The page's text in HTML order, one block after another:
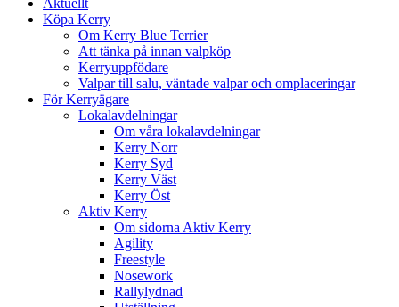
Aktuellt
Köpa Kerry
Om Kerry Blue Terrier
Att tänka på innan valpköp
Kerryuppfödare
Valpar till salu, väntade valpar och omplaceringar
För Kerryägare
Lokalavdelningar
Om våra lokalavdelningar
Kerry Norr
Kerry Syd
Kerry Väst
Kerry Öst
Aktiv Kerry
Om sidorna Aktiv Kerry
Agility
Freestyle
Nosework
Rallylydnad